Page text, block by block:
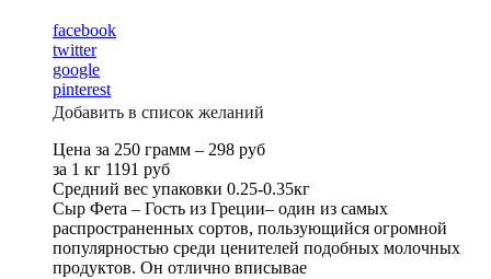
facebook
twitter
google
pinterest
Добавить в список желаний
Цена за 250 грамм – 298 руб
за 1 кг 1191 руб
Средний вес упаковки 0.25-0.35кг
Сыр Фета – Гость из Греции– один из самых
распространенных сортов, пользующийся огромной
популярностью среди ценителей подобных молочных
продуктов. Он отлично вписывае